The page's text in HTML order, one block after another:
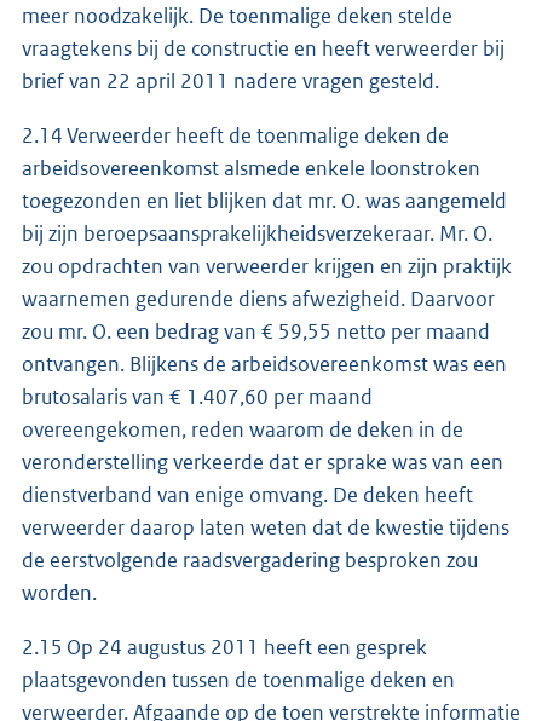
meer noodzakelijk. De toenmalige deken stelde
vraagtekens bij de constructie en heeft verweerder bij
brief van 22 april 2011 nadere vragen gesteld.
2.14 Verweerder heeft de toenmalige deken de
arbeidsovereenkomst alsmede enkele loonstroken
toegezonden en liet blijken dat mr. O. was aangemeld
bij zijn beroepsaansprakelijkheidsverzekeraar. Mr. O.
zou opdrachten van verweerder krijgen en zijn praktijk
waarnemen gedurende diens afwezigheid. Daarvoor
zou mr. O. een bedrag van € 59,55 netto per maand
ontvangen. Blijkens de arbeidsovereenkomst was een
brutosalaris van € 1.407,60 per maand
overeengekomen, reden waarom de deken in de
veronderstelling verkeerde dat er sprake was van een
dienstverband van enige omvang. De deken heeft
verweerder daarop laten weten dat de kwestie tijdens
de eerstvolgende raadsvergadering besproken zou
worden.
2.15 Op 24 augustus 2011 heeft een gesprek
plaatsgevonden tussen de toenmalige deken en
verweerder. Afgaande op de toen verstrekte informatie